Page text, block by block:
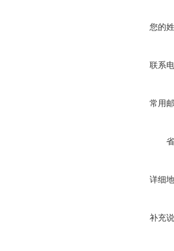
您的
联系
常用
详细
补充